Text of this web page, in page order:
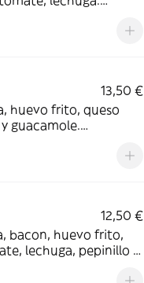
13,50 €
huevo frito, queso
guacamole.
12,50 €
bacon, huevo frito,
lechuga, pepinillo y